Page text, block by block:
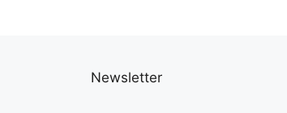
Newsletter